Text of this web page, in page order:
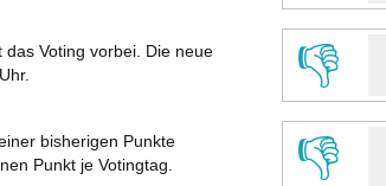
👎
👎
das Voting vorbei. Die neue
bisherigen Punkte
Punkt je Votingtag.